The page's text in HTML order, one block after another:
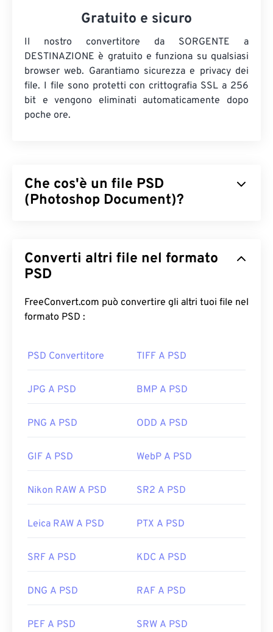
Gratuito e sicuro
Il nostro convertitore da SORGENTE a
DESTINAZIONE è gratuito e funziona su qualsiasi
browser web. Garantiamo sicurezza e privacy dei
file. I file sono protetti con crittografia SSL a 256
bit e vengono eliminati automaticamente dopo
poche ore.
Che cos'è un file PSD
(Photoshop Document)?
complesso programma di progettazione grafica. Il
formato PSD può memorizzare un'immagine
vettoriali, oggetti, filtri e altro ancora, il tutto in un
unico file! Il formato PSD consente all'utente di
mantenendo le informazioni del file in un formato
può essere di grandi dimensioni e poco
Adobe Photoshop è il programma più comune per
prodotti Adobe è GNU Image Manipulation
da trasportare, archiviare o condividere. Per
convertito in un formato di file in grado di
avvienein JPEG , che offreuna compressione con
Converti altri file nel formato
PSD
FreeConvert.com può convertire gli altri tuoi file nel
formato PSD :
PSD Convertitore TIFF A PSD
JPG A PSD BMP A PSD
PNG A PSD ODD A PSD
GIF A PSD WebP A PSD
Nikon RAW A PSD SR2 A PSD
Leica RAW A PSD PTX A PSD
SRF A PSD KDC A PSD
DNG A PSD RAF A PSD
PEF A PSD SRW A PSD